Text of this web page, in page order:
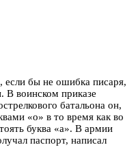
бы не ошибка писаря,
В воинском приказе
батальона он,
«о» в то время как во
буква «а». В армии
паспорт, написал